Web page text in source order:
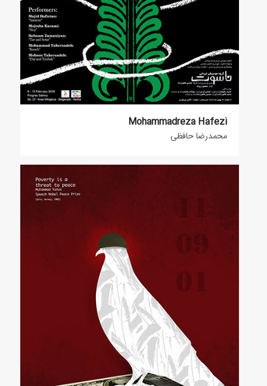
Mohammadreza Hafezi
محمدرضا حافظی